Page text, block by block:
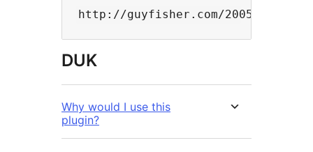
DUK
Why would I use this
plugin?